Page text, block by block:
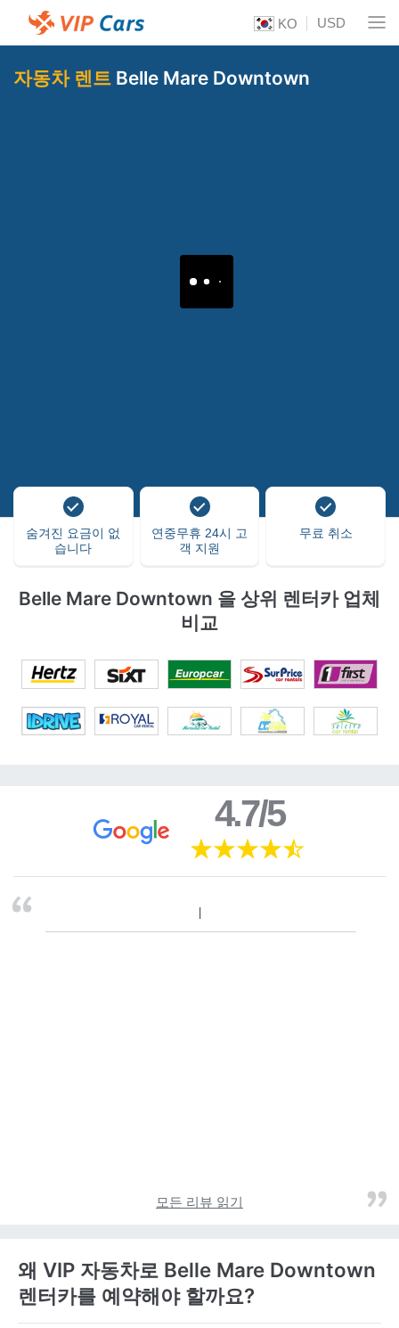
KO USD
자동차 렌트 Belle Mare Downtown
숨겨진 요금이 없
습니다
연중무휴 24시 고
객 지원
무료 취소
Belle Mare Downtown 을 상위 렌터카 업체
비교
4.7/5
모든 리뷰 읽기
왜 VIP 자동차로 Belle Mare Downtown
렌터카를 예약해야 할까요?